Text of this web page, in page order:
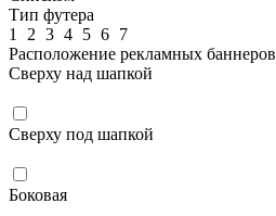
Тип футера
1
2 3 4 5 6 7
Расположение рекламных баннеров
Сверху над шапкой
Сверху под шапкой
Боковая